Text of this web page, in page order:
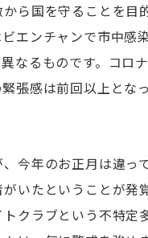
ら国を守ることを目
エンチャンで市中感
なるものです。コロ
張感は前回以上となっ
今年のお正月は違っ
いたということが
クラブという不特定